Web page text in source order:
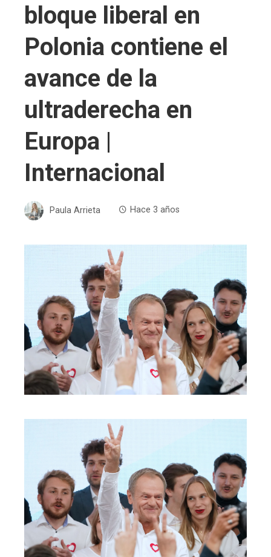
bloque liberal en
Polonia contiene el
avance de la
ultraderecha en
Europa |
Internacional
Paula Arrieta Hace 3 años